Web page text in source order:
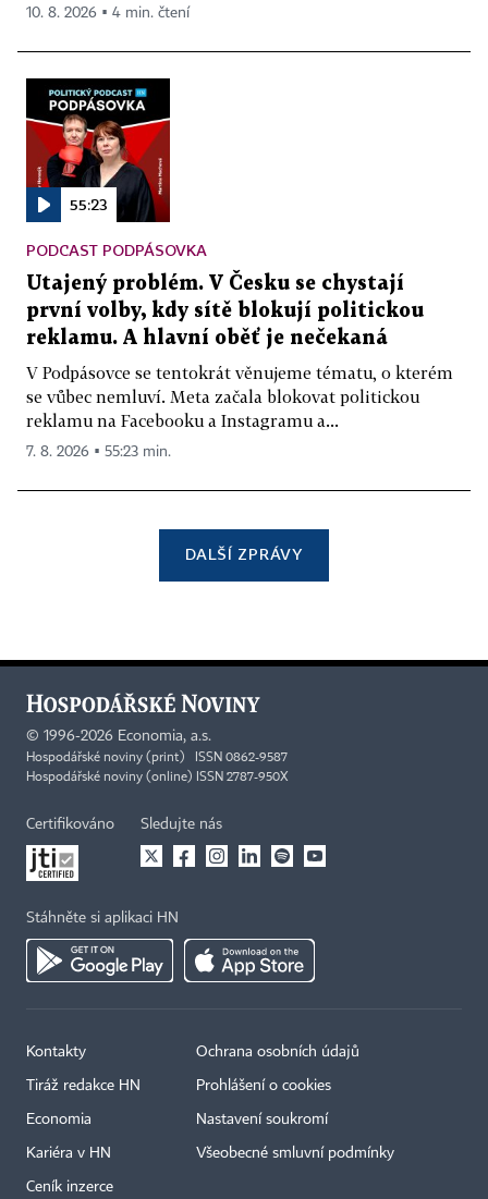
10. 8. 2026 ▪ 4 min. čtení
55:23
PODCAST PODPÁSOVKA
Utajený problém. V Česku se chystají
první volby, kdy sítě blokují politickou
reklamu. A hlavní oběť je nečekaná
V Podpásovce se tentokrát věnujeme tématu, o kterém
se vůbec nemluví. Meta začala blokovat politickou
reklamu na Facebooku a Instagramu a...
7. 8. 2026 ▪ 55:23 min.
DALŠÍ ZPRÁVY
© 1996-2026 Economia, a.s.
Hospodářské noviny (print) ISSN 0862-9587
Hospodářské noviny (online) ISSN 2787-950X
Certifikováno Sledujte nás
Stáhněte si aplikaci HN
Kontakty
Tiráž redakce HN
Economia
Kariéra v HN
Ceník inzerce
Ochrana osobních údajů
Prohlášení o cookies
Nastavení soukromí
Všeobecné smluvní podmínky